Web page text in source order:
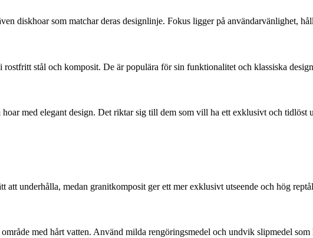
diskhoar som matchar deras designlinje. Fokus ligger på användarvänlighet,
stål och komposit. De är populära för sin funktionalitet och klassiska
med elegant design. Det riktar sig till dem som vill ha ett exklusivt och tidlöst
att underhålla, medan granitkomposit ger ett mer exklusivt utseende och hög
med hårt vatten. Använd milda rengöringsmedel och undvik slipmedel som